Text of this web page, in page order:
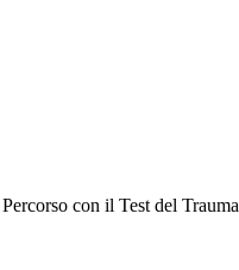
con il Test del Trauma